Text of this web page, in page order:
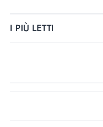
I PIÙ LETTI